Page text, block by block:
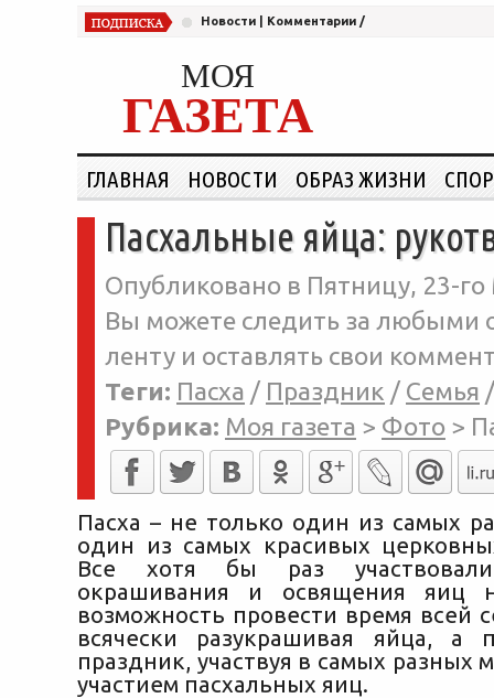
Новости Комментарии /
МОЯ
ГАЗЕТА
ГЛАВНАЯ НОВОСТИ ОБРАЗ ЖИЗНИ
Пасхальные яйца:
Опубликовано в Пятницу, 23-го
Вы можете следить за любыми
ленту и оставлять свои
Теги: Пасха / Праздник / Семья
Рубрика: Моя газета > Фото >
Пасха – не только один из самых
один из самых красивых
Все хотя бы раз
окрашивания и освящения яиц
возможность провести время всей
всячески разукрашивая яйца, а
праздник, участвуя в самых разных
участием пасхальных яиц.